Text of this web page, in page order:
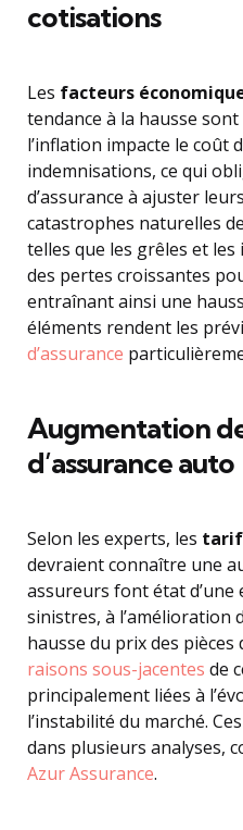
cotisations
Les facteurs
tendance à la hausse
l’inflation impacte le coût
indemnisations, ce qui
d’assurance à ajuster
catastrophes naturelles
telles que les grêles et
des pertes croissantes
entraînant ainsi une
éléments rendent les
d’assurance
Augmentation
d’assurance auto
Selon les experts, les
devraient connaître une
assureurs font état d’une
sinistres, à l’amélioration
hausse du prix des pièces
raisons sous-jacentes de
principalement liées à
l’instabilité du marché.
dans plusieurs analyses,
Azur Assurance.